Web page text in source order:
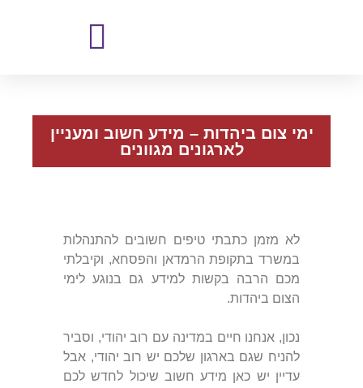
ימי צום ביהדות – מידע חשוב ומעניין
לארגונים מגוונים
לא מזמן כתבתי טיפים חשובים להתנהלות
במשרד בתקופת הרמדאן והפסחא, וקיבלתי
מכם הרבה בקשות למידע גם בנוגע לימי
הצום ביהדות.
נכון, אנחנו חיים במדינה עם רוב יהודי, וסביר
להניח שגם בארגון שלכם יש רוב יהודי, אבל
עדיין יש כאן מידע חשוב שיכול לחדש לכם